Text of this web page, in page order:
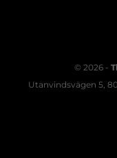
© 2026 -
Utanvindsvägen 5,